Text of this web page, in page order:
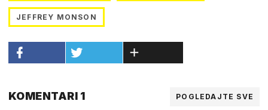
JEFFREY MONSON
KOMENTARI 1 POGLEDAJTE SVE